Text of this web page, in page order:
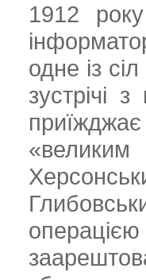
1912 року
одне із
зустрічі
«великим